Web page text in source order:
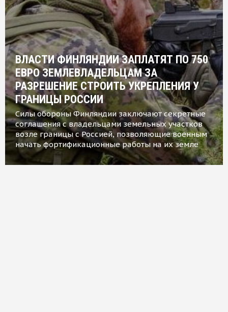
ВЛАСТИ ФИНЛЯНДИИ ЗАПЛАТЯТ ПО 750
ЕВРО ЗЕМЛЕВЛАДЕЛЬЦАМ ЗА
РАЗРЕШЕНИЕ СТРОИТЬ УКРЕПЛЕНИЯ У
ГРАНИЦЫ РОССИИ
Силы обороны Финляндии заключают секретные
соглашения с владельцами земельных участков
возле границы с Россией, позволяющие военным
начать фортификационные работы на их земле